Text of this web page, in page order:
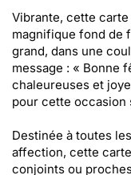
Vibrante, cette
magnifique fond de
grand, dans une
message : « Bonne
chaleureuses et
pour cette occasion
Destinée à toutes
affection, cette
conjoints ou